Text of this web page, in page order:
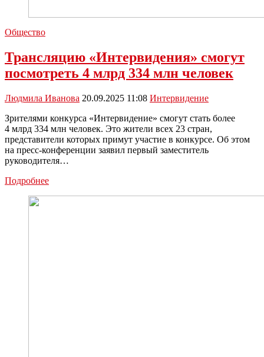
Общество
Трансляцию «Интервидения» смогут
посмотреть 4 млрд 334 млн человек
Людмила Иванова 20.09.2025 11:08 Интервидение
Зрителями конкурса «Интервидение» смогут стать более
4 млрд 334 млн человек. Это жители всех 23 стран,
представители которых примут участие в конкурсе. Об этом
на пресс-конференции заявил первый заместитель
руководителя…
ПодробнееТрансляцию